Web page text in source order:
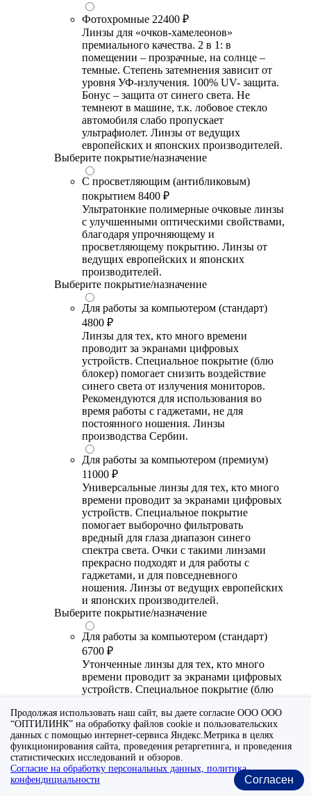
Фотохромные 22400 ₽
Линзы для «очков-хамелеонов»
премиального качества. 2 в 1: в
помещении – прозрачные, на солнце –
темные. Степень затемнения зависит от
уровня УФ-излучения. 100% UV- защита.
Бонус – защита от синего света. Не
темнеют в машине, т.к. лобовое стекло
автомобиля слабо пропускает
ультрафиолет. Линзы от ведущих
европейских и японских производителей.
Выберите покрытие/назначение
С просветляющим (антибликовым)
покрытием 8400 ₽
Ультратонкие полимерные очковые линзы
с улучшенными оптическими свойствами,
благодаря упрочняющему и
просветляющему покрытию. Линзы от
ведущих европейских и японских
производителей.
Выберите покрытие/назначение
Для работы за компьютером (стандарт)
4800 ₽
Линзы для тех, кто много времени
проводит за экранами цифровых
устройств. Специальное покрытие (блю
блокер) помогает снизить воздействие
синего света от излучения мониторов.
Рекомендуются для использования во
время работы с гаджетами, не для
постоянного ношения. Линзы
производства Сербии.
Для работы за компьютером (премиум)
11000 ₽
Универсальные линзы для тех, кто много
времени проводит за экранами цифровых
устройств. Специальное покрытие
помогает выборочно фильтровать
вредный для глаза диапазон синего
спектра света. Очки с такими линзами
прекрасно подходят и для работы с
гаджетами, и для повседневного
ношения. Линзы от ведущих европейских
и японских производителей.
Выберите покрытие/назначение
Для работы за компьютером (стандарт)
6700 ₽
Утонченные линзы для тех, кто много
времени проводит за экранами цифровых
устройств. Специальное покрытие (блю
синего света от излучения мониторов.
Рекомендуются для использования во
время работы с гаджетами, не для
постоянного ношения. Линзы
производства Сербии или Ю.-В. Азии.
Для работы за компьютером (премиум)
Продолжая использовать наш сайт, вы даете согласие ООО ООО
“ОПТИЛИНК” на обработку файлов cookie и пользовательских
данных с помощью интернет-сервиса Яндекс.Метрика в целях
функционирования сайта, проведения ретаргетинга, и проведения
статистических исследований и обзоров.
Согласие на обработку персональных данных, политика
конфендициальности
Согласен